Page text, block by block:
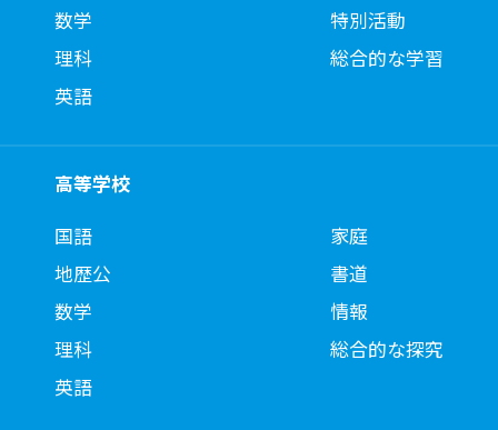
数学
理科
英語
特別活動
総合的な学習
高等学校
国語
地歴公
数学
理科
英語
家庭
書道
情報
総合的な探究